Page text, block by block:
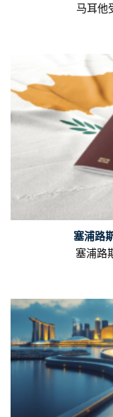
马耳他
塞浦路
塞浦路